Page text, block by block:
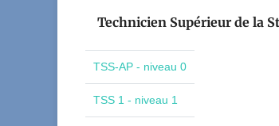
Technicien Supérieur de la
TSS-AP - niveau 0
TSS 1 - niveau 1